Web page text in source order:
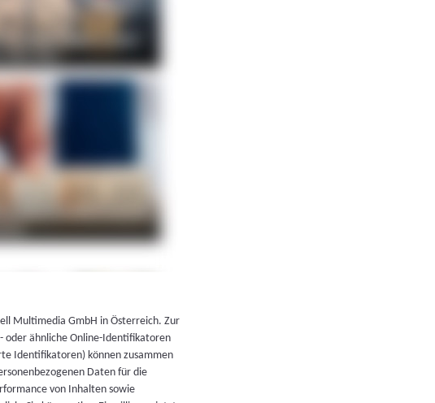
Multimedia GmbH in Österreich. Zur
oder ähnliche Online-Identifikatoren
Identifikatoren) können zusammen
Daten für die
von Inhalten sowie